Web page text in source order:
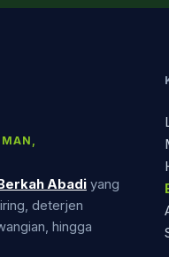
Abadi yang
deterjen
hingga